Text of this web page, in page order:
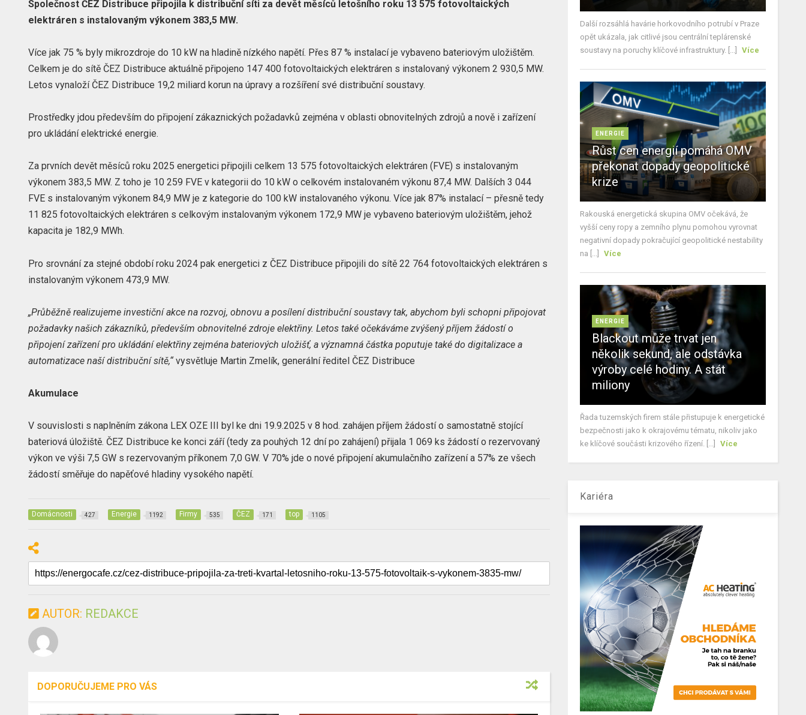
Společnost ČEZ Distribuce připojila k distribuční síti za devět měsíců letošního roku 13 575 fotovoltaických
elektráren s instalovaným výkonem 383,5 MW.
Více jak 75 % byly mikrozdroje do 10 kW na hladině nízkého napětí. Přes 87 % instalací je vybaveno bateriovým uložištěm.
Celkem je do sítě ČEZ Distribuce aktuálně připojeno 147 400 fotovoltaických elektráren s instalovaný výkonem 2 930,5 MW.
Letos vynaloží ČEZ Distribuce 19,2 miliard korun na úpravy a rozšíření své distribuční soustavy.
Prostředky jdou především do připojení zákaznických požadavků zejména v oblasti obnovitelných zdrojů a nově i zařízení
pro ukládání elektrické energie.
Za prvních devět měsíců roku 2025 energetici připojili celkem 13 575 fotovoltaických elektráren (FVE) s instalovaným
výkonem 383,5 MW. Z toho je 10 259 FVE v kategorii do 10 kW o celkovém instalovaném výkonu 87,4 MW. Dalších 3 044
FVE s instalovaným výkonem 84,9 MW je z kategorie do 100 kW instalovaného výkonu. Více jak 87% instalací – přesně tedy
11 825 fotovoltaických elektráren s celkovým instalovaným výkonem 172,9 MW je vybaveno bateriovým uložištěm, jehož
kapacita je 182,9 MWh.
Pro srovnání za stejné období roku 2024 pak energetici z ČEZ Distribuce připojili do sítě 22 764 fotovoltaických elektráren s
instalovaným výkonem 473,9 MW.
„Průběžně realizujeme investiční akce na rozvoj, obnovu a posílení distribuční soustavy tak, abychom byli schopni připojovat
požadavky našich zákazníků, především obnovitelné zdroje elektřiny. Letos také očekáváme zvýšený příjem žádostí o
připojení zařízení pro ukládání elektřiny zejména bateriových uložišť, a významná částka poputuje také do digitalizace a
automatizace naší distribuční sítě,“vysvětluje Martin Zmelík, generální ředitel ČEZ Distribuce
Akumulace
V souvislosti s naplněním zákona LEX OZE III byl ke dni 19.9.2025 v 8 hod. zahájen příjem žádostí o samostatně stojící
bateriová úložiště. ČEZ Distribuce ke konci září (tedy za pouhých 12 dní po zahájení) přijala 1 069 ks žádostí o rezervovaný
výkon ve výši 7,5 GW s rezervovaným příkonem 7,0 GW. V 70% jde o nové připojení akumulačního zařízení a 57% ze všech
žádostí směřuje do napěťové hladiny vysokého napětí.
Domácnosti 427 Energie 1192 Firmy 535 ČEZ 171 top 1105
AUTOR: REDAKCE
DOPORUČUJEME PRO VÁS
Další rozsáhlá havárie horkovodního potrubí v Praze
opět ukázala, jak citlivé jsou centrální teplárenské
soustavy na poruchy klíčové infrastruktury. [...]
Více
ENERGIE
Růst cen energií pomáhá OMV
překonat dopady geopolitické
krize
Rakouská energetická skupina OMV očekává, že
vyšší ceny ropy a zemního plynu pomohou vyrovnat
negativní dopady pokračující geopolitické nestability
na [...]
Více
ENERGIE
Blackout může trvat jen
několik sekund, ale odstávka
výroby celé hodiny. A stát
miliony
Řada tuzemských firem stále přistupuje k energetické
bezpečnosti jako k okrajovému tématu, nikoliv jako
ke klíčové součásti krizového řízení. [...]
Více
Kariéra